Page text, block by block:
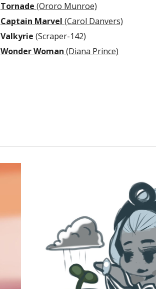
Tornade (Ororo Munroe)
Captain Marvel (Carol Danvers)
Valkyrie (Scraper-142)
Wonder Woman (Diana Prince)